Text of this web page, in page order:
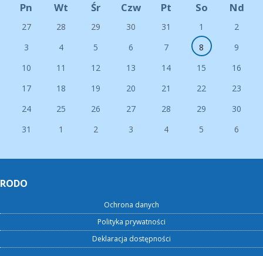
Pn Wt Śr Czw Pt So Nd
27 28 29 30 31 1
2
3
4 5 6 7 8
9
10
11 12 13 14 15
16
17
18 19 20 21 22
23
24
25 26 27 28 29
30
31
1 2 3 4 5 6
RODO
Ochrona danych
Polityka prywatności
Deklaracja dostępności